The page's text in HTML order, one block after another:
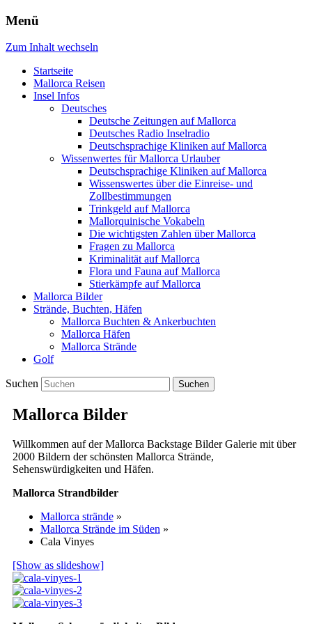
Menü
Zum Inhalt wechseln
Startseite
Mallorca Reisen
Insel Infos
Deutsches
Deutsche Zeitungen auf Mallorca
Deutsches Radio Inselradio
Deutschsprachige Kliniken auf Mallorca
Wissenwertes für Mallorca Urlauber
Deutschsprachige Kliniken auf Mallorca
Wissenswertes über die Einreise- und
Zollbestimmungen
Trinkgeld auf Mallorca
Mallorquinische Vokabeln
Die wichtigsten Zahlen über Mallorca
Fragen zu Mallorca
Kriminalität auf Mallorca
Flora und Fauna auf Mallorca
Stierkämpfe auf Mallorca
Mallorca Bilder
Strände, Buchten, Häfen
Mallorca Buchten & Ankerbuchten
Mallorca Häfen
Mallorca Strände
Golf
Suchen
Mallorca Bilder
Willkommen auf der Mallorca Backstage Bilder Galerie mit über
2000 Bildern der schönsten Mallorca Strände,
Sehenswürdigkeiten und Häfen.
Mallorca Strandbilder
Mallorca strände »
Mallorca Strände im Süden »
Cala Vinyes
[Show as slideshow]